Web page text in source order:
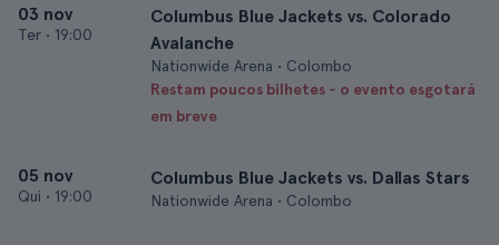
03 nov
Ter • 19:00
Columbus Blue Jackets vs. Colorado
Avalanche
Nationwide Arena • Colombo
Restam poucos bilhetes - o evento esgotará
em breve
05 nov
Qui • 19:00
Columbus Blue Jackets vs. Dallas Stars
Nationwide Arena • Colombo